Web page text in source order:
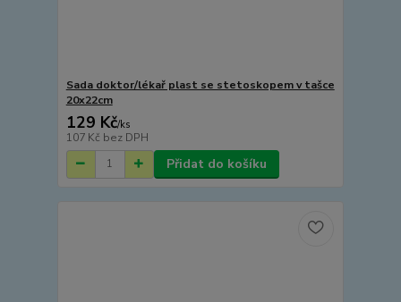
Sada doktor/lékař plast se stetoskopem v tašce
20x22cm
129 Kč/ks
107 Kč bez DPH
Přidat do košíku